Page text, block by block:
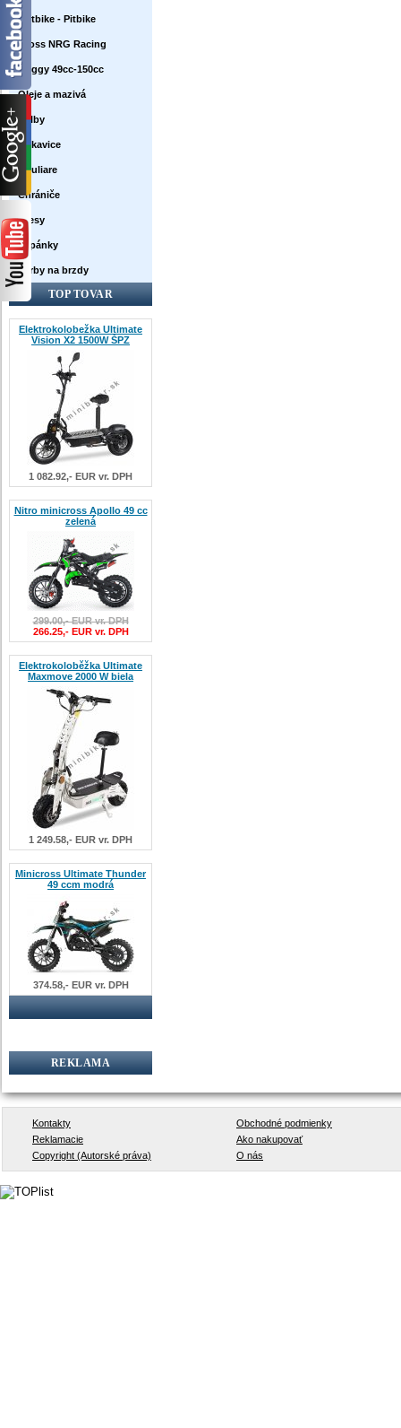
Dirtbike - Pitbike
Cross NRG Racing
Buggy 49cc-150cc
Oleje a mazivá
Prilby
Rukavice
Okuliare
Chrániče
Dresy
Topánky
Farby na brzdy
TOP TOVAR
Elektrokolobežka Ultimate
Vision X2 1500W ŠPZ
1 082.92,- EUR vr. DPH
Nitro minicross Apollo 49 cc
zelená
299.00,- EUR vr. DPH
266.25,- EUR vr. DPH
Elektrokoloběžka Ultimate
Maxmove 2000 W biela
1 249.58,- EUR vr. DPH
Minicross Ultimate Thunder
49 ccm modrá
374.58,- EUR vr. DPH
REKLAMA
Kontakty
Obchodné podmienky
Reklamacie
Ako nakupovať
Copyright (Autorské práva)
O nás